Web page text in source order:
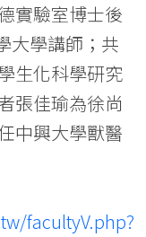
實驗室博士後
大學講師；共
生化科學研究
張佳瑜為徐尚
中興大學獸醫
facultyV.php?